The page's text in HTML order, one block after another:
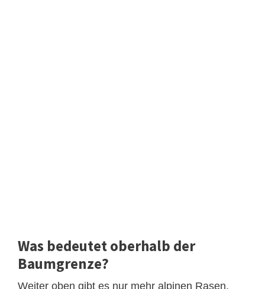
Was bedeutet oberhalb der
Baumgrenze?
Weiter oben gibt es nur mehr alpinen Rasen,